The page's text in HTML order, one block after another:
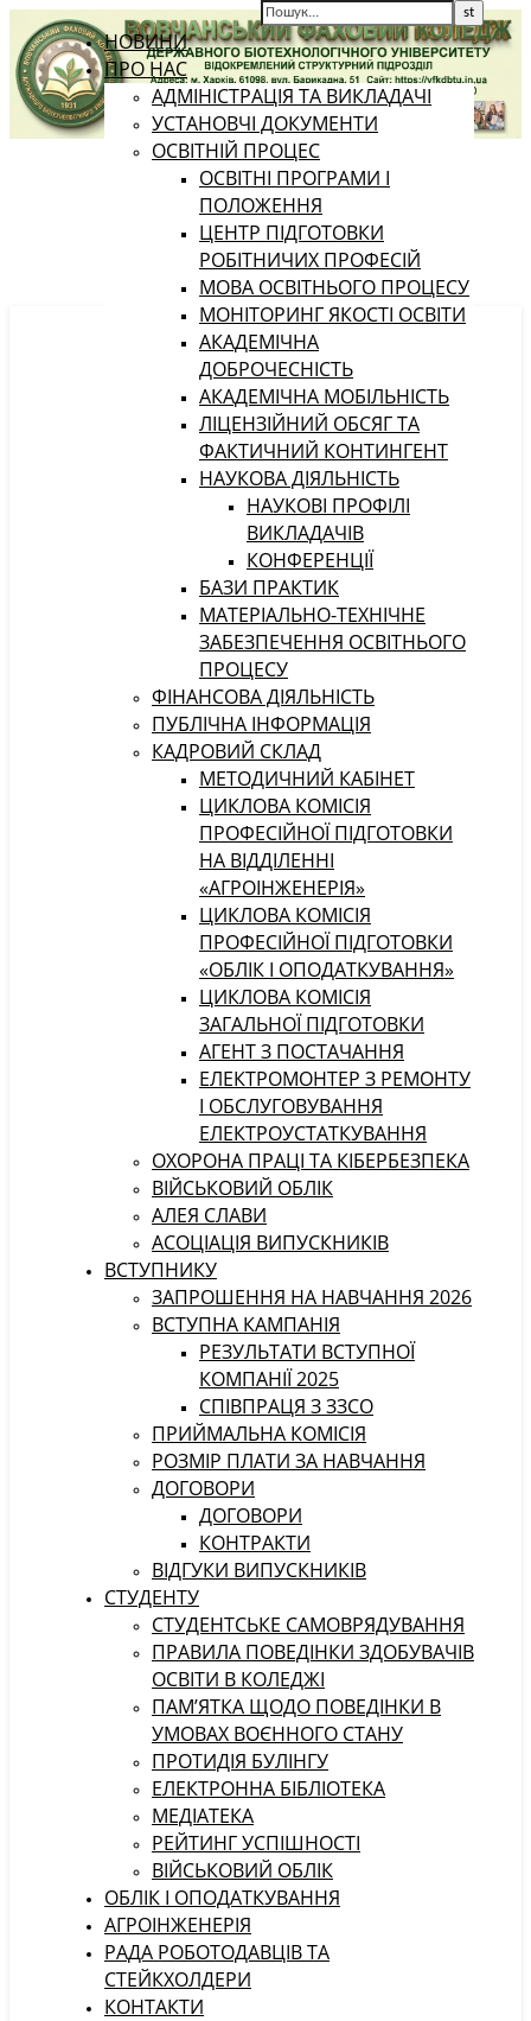
НОВИНИ
ПРО НАС
АДМІНІСТРАЦІЯ ТА ВИКЛАДАЧІ
УСТАНОВЧІ ДОКУМЕНТИ
ОСВІТНІЙ ПРОЦЕС
ОСВІТНІ ПРОГРАМИ І
ПОЛОЖЕННЯ
ЦЕНТР ПІДГОТОВКИ
РОБІТНИЧИХ ПРОФЕСІЙ
МОВА ОСВІТНЬОГО ПРОЦЕСУ
МОНІТОРИНГ ЯКОСТІ ОСВІТИ
АКАДЕМІЧНА
ДОБРОЧЕСНІСТЬ
АКАДЕМІЧНА МОБІЛЬНІСТЬ
ЛІЦЕНЗІЙНИЙ ОБСЯГ ТА
ФАКТИЧНИЙ КОНТИНГЕНТ
НАУКОВА ДІЯЛЬНІСТЬ
НАУКОВІ ПРОФІЛІ
ВИКЛАДАЧІВ
КОНФЕРЕНЦІЇ
БАЗИ ПРАКТИК
МАТЕРІАЛЬНО-ТЕХНІЧНЕ
ЗАБЕЗПЕЧЕННЯ ОСВІТНЬОГО
ПРОЦЕСУ
ФІНАНСОВА ДІЯЛЬНІСТЬ
ПУБЛІЧНА ІНФОРМАЦІЯ
КАДРОВИЙ СКЛАД
МЕТОДИЧНИЙ КАБІНЕТ
ЦИКЛОВА КОМІСІЯ
ПРОФЕСІЙНОЇ ПІДГОТОВКИ
НА ВІДДІЛЕННІ
«АГРОІНЖЕНЕРІЯ»
ЦИКЛОВА КОМІСІЯ
ПРОФЕСІЙНОЇ ПІДГОТОВКИ
«ОБЛІК І ОПОДАТКУВАННЯ»
ЦИКЛОВА КОМІСІЯ
ЗАГАЛЬНОЇ ПІДГОТОВКИ
АГЕНТ З ПОСТАЧАННЯ
ЕЛЕКТРОМОНТЕР З РЕМОНТУ
І ОБСЛУГОВУВАННЯ
ЕЛЕКТРОУСТАТКУВАННЯ
ОХОРОНА ПРАЦІ ТА КІБЕРБЕЗПЕКА
ВІЙСЬКОВИЙ ОБЛІК
АЛЕЯ СЛАВИ
АСОЦІАЦІЯ ВИПУСКНИКІВ
ВСТУПНИКУ
ЗАПРОШЕННЯ НА НАВЧАННЯ 2026
ВСТУПНА КАМПАНІЯ
РЕЗУЛЬТАТИ ВСТУПНОЇ
КОМПАНІЇ 2025
СПІВПРАЦЯ З ЗЗСО
ПРИЙМАЛЬНА КОМІСІЯ
РОЗМІР ПЛАТИ ЗА НАВЧАННЯ
ДОГОВОРИ
ДОГОВОРИ
КОНТРАКТИ
ВІДГУКИ ВИПУСКНИКІВ
СТУДЕНТУ
CТУДЕНТСЬКЕ САМОВРЯДУВАННЯ
ПРАВИЛА ПОВЕДІНКИ ЗДОБУВАЧІВ
ОСВІТИ В КОЛЕДЖІ
ПАМ’ЯТКА ЩОДО ПОВЕДІНКИ В
УМОВАХ ВОЄННОГО СТАНУ
ПРОТИДІЯ БУЛІНГУ
ЕЛЕКТРОННА БІБЛІОТЕКА
МЕДІАТЕКА
РЕЙТИНГ УСПІШНОСТІ
ВІЙСЬКОВИЙ ОБЛІК
ОБЛІК І ОПОДАТКУВАННЯ
АГРОІНЖЕНЕРІЯ
РАДА РОБОТОДАВЦІВ ТА
СТЕЙКХОЛДЕРИ
КОНТАКТИ